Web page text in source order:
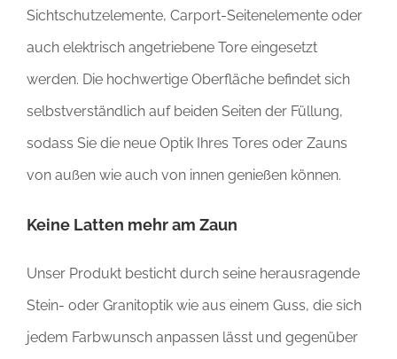
Sichtschutzelemente, Carport-Seitenelemente oder
auch elektrisch angetriebene Tore eingesetzt
werden. Die hochwertige Oberfläche befindet sich
selbstverständlich auf beiden Seiten der Füllung,
sodass Sie die neue Optik Ihres Tores oder Zauns
von außen wie auch von innen genießen können.
Keine Latten mehr am Zaun
Unser Produkt besticht durch seine herausragende
Stein- oder Granitoptik wie aus einem Guss, die sich
jedem Farbwunsch anpassen lässt und gegenüber